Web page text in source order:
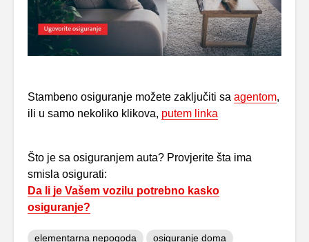
Stambeno osiguranje možete zaključiti sa agentom,
ili u samo nekoliko klikova, putem linka
Što je sa osiguranjem auta? Provjerite šta ima
smisla osigurati:
Da li je Vašem vozilu potrebno kasko
osiguranje?
elementarna nepogoda osiguranje doma